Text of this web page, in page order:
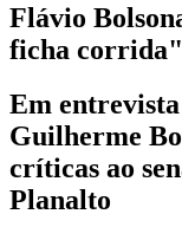
Flávio
ficha
Em
Guilherme
críticas ao
Planalto